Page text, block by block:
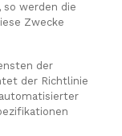
so werden die
Zwecke
der
der Richtlinie